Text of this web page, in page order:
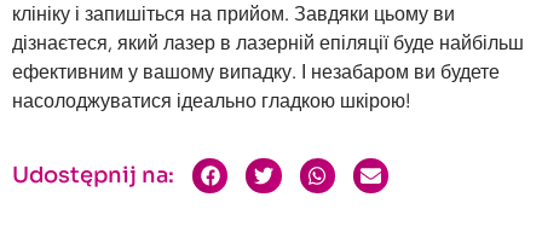
клініку і запишіться на прийом. Завдяки цьому ви
дізнаєтеся, який лазер в лазерній епіляції буде найбільш
ефективним у вашому випадку. І незабаром ви будете
насолоджуватися ідеально гладкою шкірою!
Udostępnij na: